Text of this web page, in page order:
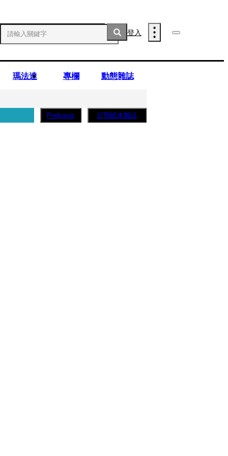
登入
瑪法達 專欄 動態雜誌
Podcasts 訂閱紙本雜誌